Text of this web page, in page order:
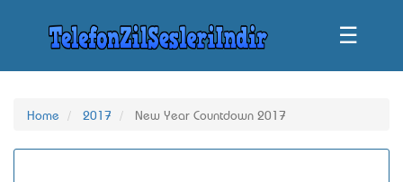
☰
Home 2017 New Year Countdown 2017